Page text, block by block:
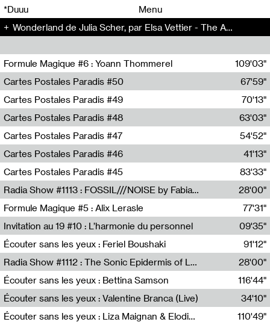
*Duuu
Menu
Wonderland de Julia Scher, par Elsa Vettier - The Artificial Kid (14)
Formule Magique #6 : Yoann Thommerel
Nathalie Lacroix,Yoann Thommerel
109'03"
Cartes Postales Paradis #50
Zoé Leroux
67'59"
Cartes Postales Paradis #49
Aurore Portales
70'13"
Cartes Postales Paradis #48
Mathias Dupaquier
63'03"
Cartes Postales Paradis #47
Raymond Engramer
54'52"
Cartes Postales Paradis #46
Sarah Banville
41'13"
Cartes Postales Paradis #45
Mateo Cuin
83'33"
Radia Show #1113 : FOSSIL///NOISE by Fabiana Gibim / Wave Farm
Wave Farm
28'00"
Formule Magique #5 : Alix Lerasle
Nathalie Lacroix
77'31"
Invitation au 19 #10 : L’harmonie du personnel
19, CRAC
09'35"
Écouter sans les yeux : Feriel Boushaki
Feriel Boushaki
91'12"
Radia Show #1112 : The Sonic Epidermis of Lake Léman by Paul Courlet / Guest Slot
28'00"
Écouter sans les yeux : Bettina Samson
Bettina Samson
116'44"
Écouter sans les yeux : Valentine Branca (Live)
Valentine Branca
34'10"
Écouter sans les yeux : Liza Maignan & Elodie Lecat
110'49"
00 00
00 00